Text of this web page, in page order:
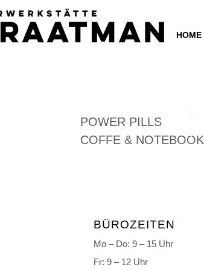
HOME
POWER PILLS
COFFE & NOTEBOOK
BÜROZEITEN
Mo – Do: 9 – 15 Uhr
Fr: 9 – 12 Uhr